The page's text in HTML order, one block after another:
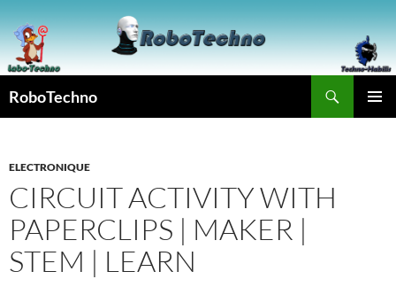
au
contenu
RoboTechno
ELECTRONIQUE
CIRCUIT ACTIVITY WITH
PAPERCLIPS | MAKER |
STEM | LEARN